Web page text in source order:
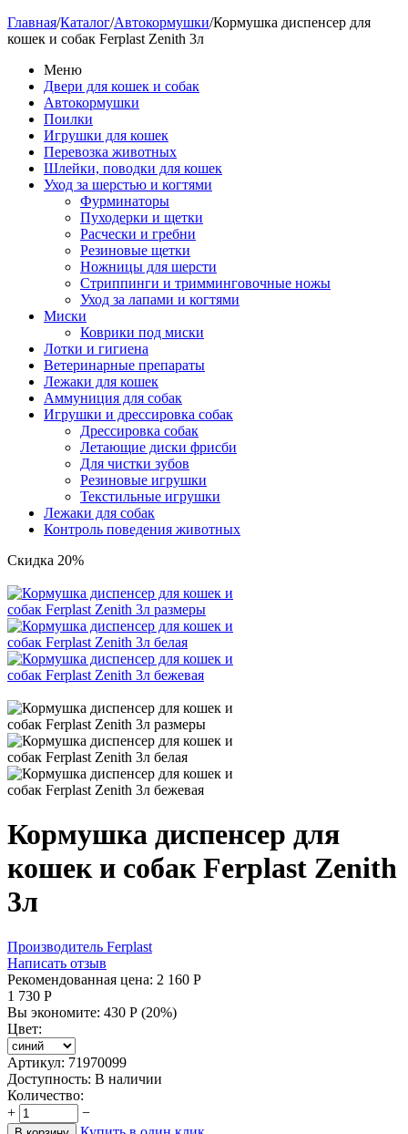
Главная/Каталог/Автокормушки/Кормушка диспенсер для
кошек и собак Ferplast Zenith 3л
Меню
Двери для кошек и собак
Автокормушки
Поилки
Игрушки для кошек
Перевозка животных
Шлейки, поводки для кошек
Уход за шерстью и когтями
Фурминаторы
Пуходерки и щетки
Расчески и гребни
Резиновые щетки
Ножницы для шерсти
Стриппинги и тримминговочные ножы
Уход за лапами и когтями
Миски
Коврики под миски
Лотки и гигиена
Ветеринарные препараты
Лежаки для кошек
Аммуниция для собак
Игрушки и дрессировка собак
Дрессировка собак
Летающие диски фрисби
Для чистки зубов
Резиновые игрушки
Текстильные игрушки
Лежаки для собак
Контроль поведения животных
Скидка 20%
Кормушка диспенсер для
кошек и собак Ferplast Zenith
3л
Производитель Ferplast
Написать отзыв
Рекомендованная цена: 2 160 Р
1 730 Р
Вы экономите: 430 Р (20%)
Цвет:
Артикул: 71970099
Доступность: В наличии
Количество:
+
−